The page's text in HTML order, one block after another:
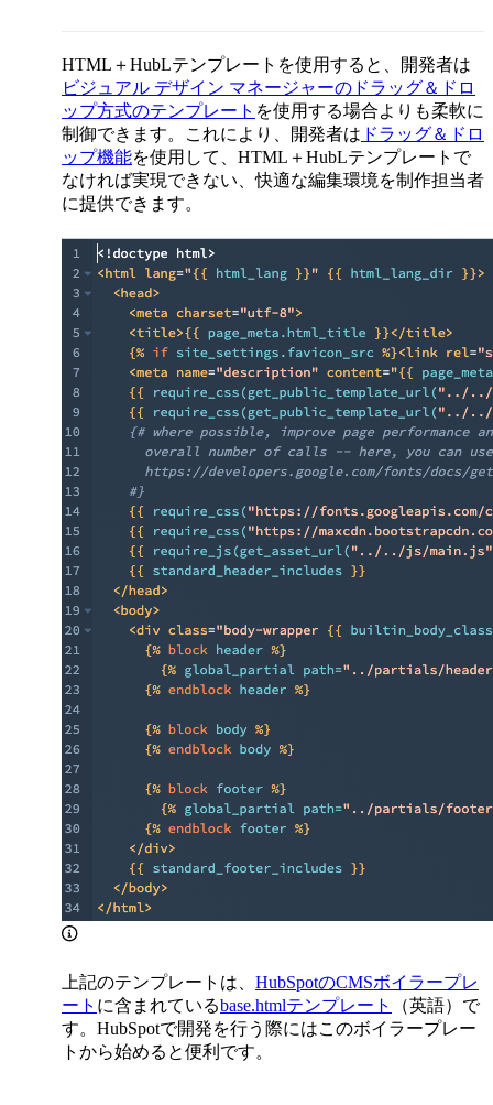
HTML＋HubLテンプレートを使用すると、開発者は
ビジュアル デザイン マネージャーのドラッグ＆ドロ
ップ方式のテンプレート を使用する場合よりも柔軟に
制御できます。これにより、開発者は ドラッグ＆ドロ
ップ機能を使用して、HTML＋HubLテンプレートで
なければ実現できない、快適な編集環境を制作担当者
に提供できます。
上記のテンプレートは、 HubSpotのCMSボイラープレ
ート に含まれているbase.htmlテンプレート
（英語）で
す。HubSpotで開発を行う際にはこのボイラープレー
トから始めると便利です。